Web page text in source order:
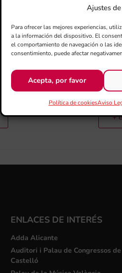
Ajustes
Para ofrecer las mejores experiencias,
a la información del dispositivo. El
el comportamiento de navegación o las
consentimiento, puede afectar
Acepta, por favor
Política de cookiesAviso
Aracil” de Moixent
+
ENLACES DE INTERÉS
Adda Alicante
Auditori i Palau de Congressos de
Castelló